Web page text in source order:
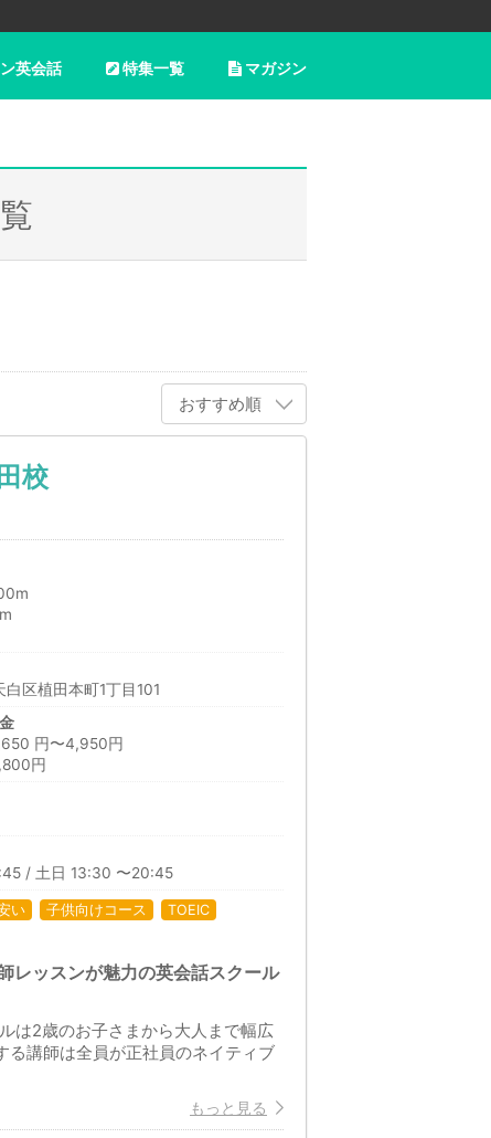
マガジン
特集一覧
英会話
おすすめ順
校
区植田本町1丁目101
円〜4,950円
円
/ 土日 13:30 〜20:45
い 子供向けコース
TOEIC
レッスンが魅力の英会話スクール
は2歳のお子さまから大人まで幅広
る講師は全員が正社員のネイティブ
もっと見る